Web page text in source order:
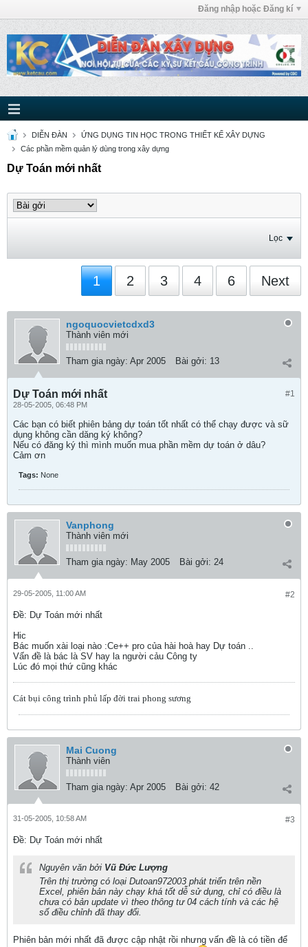
Đăng nhập hoặc Đăng kí
DIỄN ĐÀN
ỨNG DỤNG TIN HỌC TRONG THIẾT KẾ XÂY DỰNG
Các phần mềm quản lý dùng trong xây dựng
Dự Toán mới nhất
Lọc
1 2 3 4 6 Next
ngoquocvietcdxd3
Thành viên mới
Tham gia ngày: Apr 2005 Bài gởi: 13
#1
Dự Toán mới nhất
28-05-2005, 06:48 PM
Các bạn có biết phiên bảng dự toán tốt nhất có thể chạy được và sữ
dụng không cần dăng ký không?
Nếu có đăng ký thì mình muốn mua phần mềm dự toán ở dâu?
Cảm ơn
Tags: None
Vanphong
Thành viên mới
Tham gia ngày: May 2005 Bài gởi: 24
#2
29-05-2005, 11:00 AM
Ðề: Dự Toán mới nhất
Hic
Bác muốn xài loại nào :Ce++ pro của hài hoà hay Dự toán ..
Vấn đề là bác là SV hay la người cảu Công ty
Lúc đó mọi thứ cũng khác
Cát bụi công trình phủ lấp đời trai phong sương
Mai Cuong
Thành viên
Tham gia ngày: Apr 2005 Bài gởi: 42
#3
31-05-2005, 10:58 AM
Ðề: Dự Toán mới nhất
Nguyên văn bởi Vũ Đức Lượng
Trên thị trường có loại Dutoan972003 phát triển trên nền
Excel, phiên bản này chạy khá tốt dễ sử dụng, chỉ có điều là
chưa có bản update vì theo thông tư 04 cách tính và các hệ
số điều chỉnh đã thay đổi.
Phiên bản mới nhất đã được cập nhật rồi nhưng vấn đề là có tiền để